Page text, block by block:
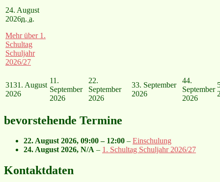
24. August
2026n. a.
Mehrüber 1.
Schultag
Schuljahr
2026/27
3131. August
2026
11.
September
2026
22.
September
2026
33. September
2026
44.
September
2026
bevorstehende Termine
22. August 2026, 09:00 – 12:00 – Einschulung
24. August 2026, N/A – 1. Schultag Schuljahr 2026/27
Kontaktdaten